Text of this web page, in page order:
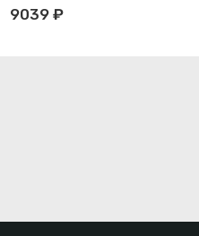
9039 ₽